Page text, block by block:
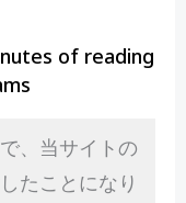
of reading
、当サイトの
たことになり